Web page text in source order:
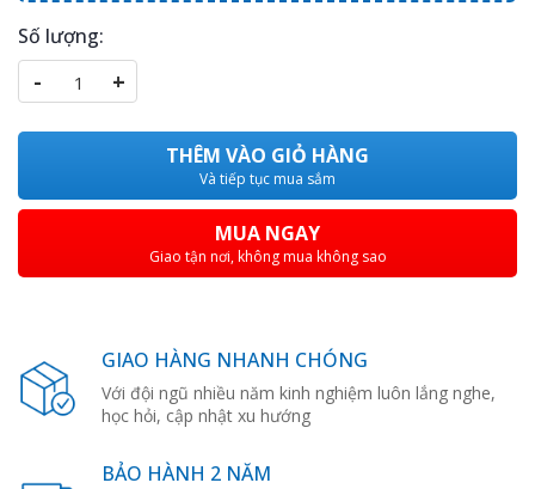
Số lượng:
- +
THÊM VÀO GIỎ HÀNG
Và tiếp tục mua sắm
MUA NGAY
Giao tận nơi, không mua không sao
GIAO HÀNG NHANH CHÓNG
Với đội ngũ nhiều năm kinh nghiệm luôn lắng nghe,
học hỏi, cập nhật xu hướng
BẢO HÀNH 2 NĂM